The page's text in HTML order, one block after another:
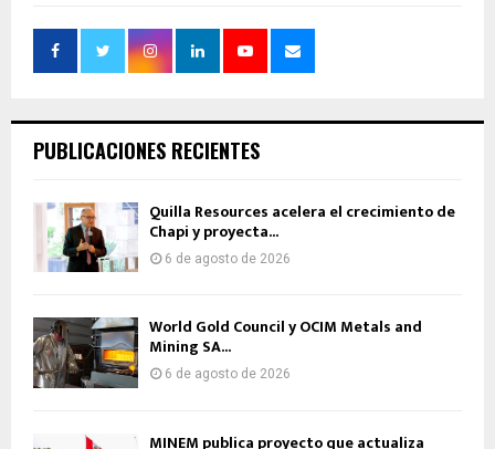
PUBLICACIONES RECIENTES
Quilla Resources acelera el crecimiento de
Chapi y proyecta...
6 de agosto de 2026
World Gold Council y OCIM Metals and
Mining SA...
6 de agosto de 2026
MINEM publica proyecto que actualiza